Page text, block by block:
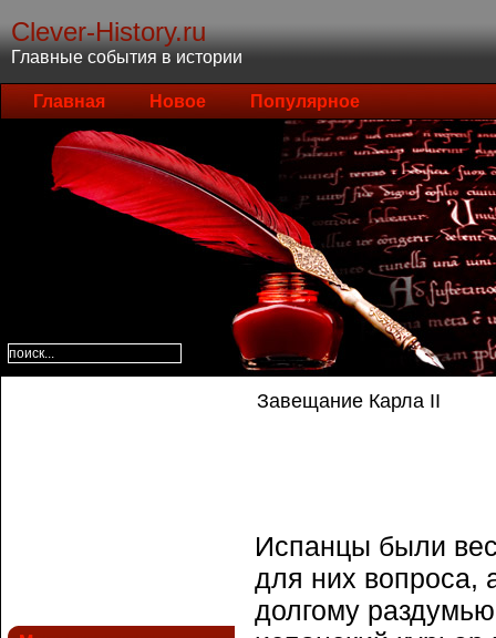
Clever-History.ru
Главные события в истории
Главная Новое Популярное
Завещание Карла II
Испанцы были
для них вопроса,
долгому